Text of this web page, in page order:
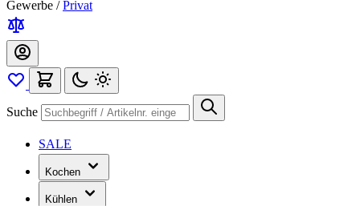
Gewerbe / Privat
Suche
SALE
Kochen
Kühlen